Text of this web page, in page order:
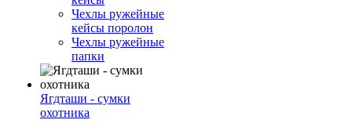
Чехлы ружейные
кейсы поролон
Чехлы ружейные
папки
Ягдташи - сумки
охотника